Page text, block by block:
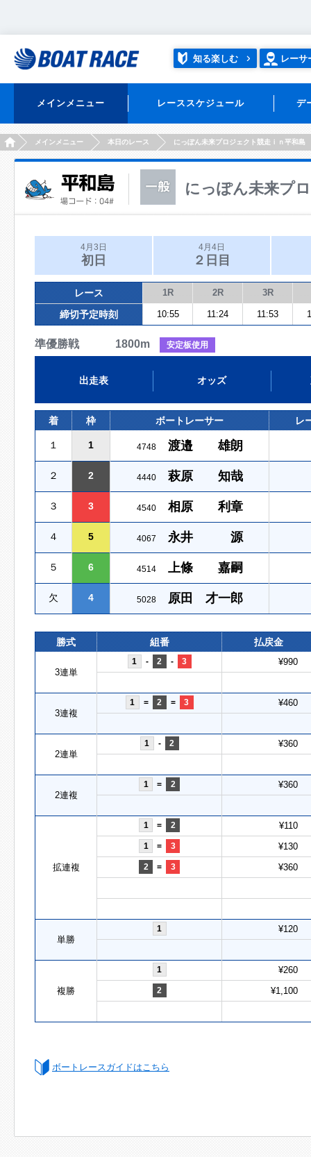
知る楽しむ レーサ
メインメニュー レーススケジュール デ
HOMEメインメニュー 本日のレース にっぽん未来プロジェクト競走ｉｎ平和島
にっぽん未来プ
4月3日
初日
4月4日
２日目
レース 1R 2R 3R
締切予定時刻 10:55 11:24 11:53
準優勝戦 1800m 安定板使用
出走表 オッズ
着 枠 ボートレーサー レ
１ 1 4748 渡邉 雄朗
２ 2 4440 萩原 知哉
３ 3 4540 相原 利章
４ 5 4067 永井 源
５ 6 4514 上條 嘉嗣
欠 4 5028 原田 才一郎
勝式 組番 払戻金
3連単
1 - 2 - 3 ¥990
3連複
1 = 2 = 3 ¥460
2連単
1 - 2 ¥360
2連複
1 = 2 ¥360
拡連複
1 = 2 ¥110
1 = 3 ¥130
2 = 3 ¥360
単勝
1 ¥120
複勝
1 ¥260
2 ¥1,100
ボートレースガイドはこちら